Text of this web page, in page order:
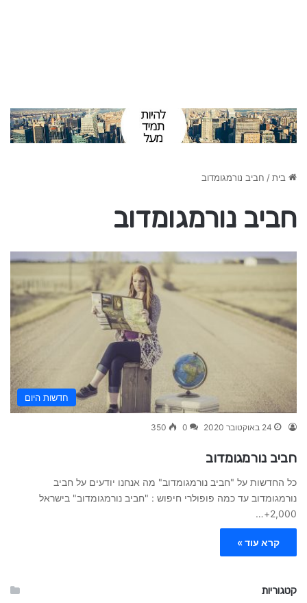
בית/ חביב נורמגומדוב
חביב נורמגומדוב
חדשות היום
24 באוקטובר 2020 0
350
חביב נורמגומדוב
כל החדשות על "חביב נורמגומדוב" מה אנחנו יודעים על חביב
נורמגומדוב עד כמה פופולרי חיפוש : "חביב נורמגומדוב" בישראל
2,000+…
קרא עוד »
קטגוריות